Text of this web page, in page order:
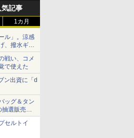
記事
1カ月
ル」。涼感
、撥水ギア
戦い、コメ
で使えた
ン出資に「d
ッグ＆タン
選販売の
セルトイ